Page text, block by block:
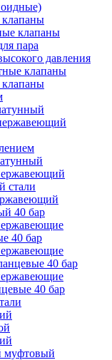
клапаны
клапаны
пара
давления
клапаны
клапаны
стали
40 бар
40 бар
40 бар
40 бар
муфтовый